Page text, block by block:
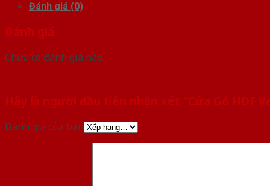
Đánh giá (0)
Đánh giá
Chưa có đánh giá nào.
Hãy là người đầu tiên nhận xét “Cửa Gỗ HDF
Đánh giá của bạn